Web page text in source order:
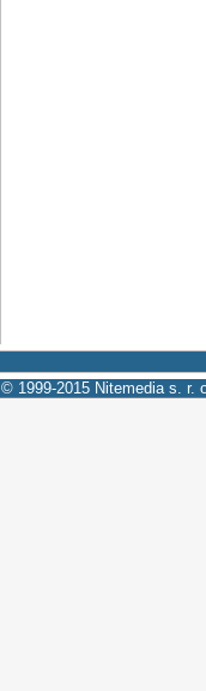
© 1999-2015 Nitemedia s. r.